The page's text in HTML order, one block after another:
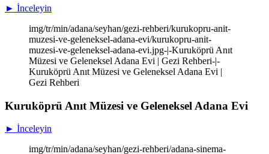
► İnceleyin
img/tr/min/adana/seyhan/gezi-rehberi/kurukopru-anit-
muzesi-ve-geleneksel-adana-evi/kurukopru-anit-
muzesi-ve-geleneksel-adana-evi.jpg-|-Kuruköprü Anıt
Müzesi ve Geleneksel Adana Evi | Gezi Rehberi-|-
Kuruköprü Anıt Müzesi ve Geleneksel Adana Evi |
Gezi Rehberi
Kuruköprü Anıt Müzesi ve Geleneksel Adana Evi
► İnceleyin
img/tr/min/adana/seyhan/gezi-rehberi/adana-sinema-